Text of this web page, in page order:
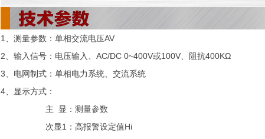
1、测量参数：单相交流电压AV
2、输入信号：电压输入、AC/DC 0~400V或100V、阻抗400KΩ
3、电网制式：单相电力系统、交流系统
4、显示方式：
主 显：测量参数
次显1：高报警设定值Hi